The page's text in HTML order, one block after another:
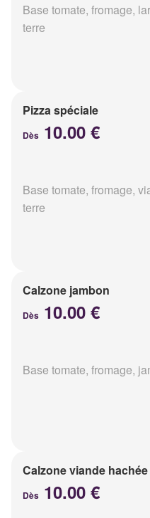
Base tomate, fromage,
terre
Pizza spéciale
Dès 10.00 €
Base tomate, fromage,
terre
Calzone jambon
Dès 10.00 €
Base tomate, fromage,
Calzone viande hachée
Dès 10.00 €